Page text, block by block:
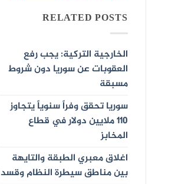
RELATED POSTS
الخارجية التركية: يجب رفع
العقوبات عن سوريا دون شروط
مسبقة
سوريا تحقق وفراً سنوياً يتجاوز
110 ملايين دولار في قطاع
المخابز
اغلاق معبري الطبقة والتايهة
بين مناطق سيطرة النظام وقسد